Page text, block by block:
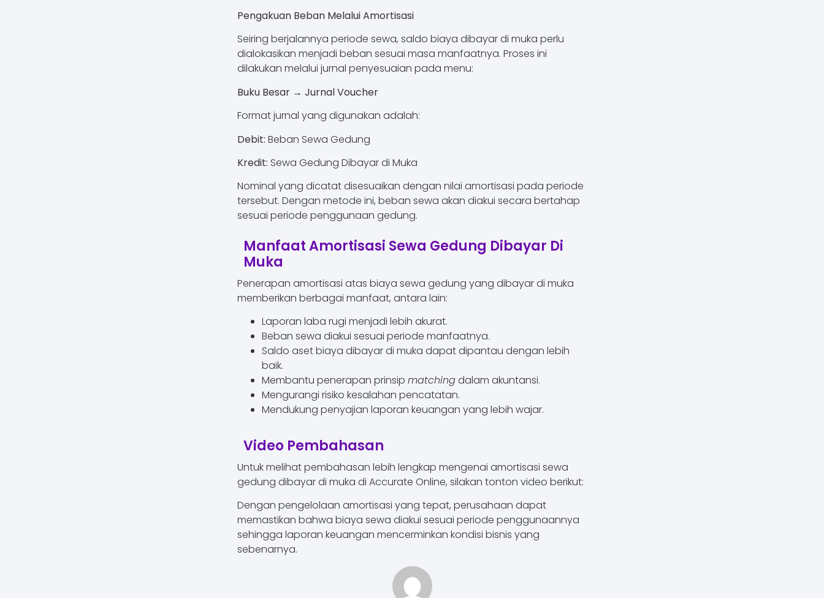
Pengakuan Beban Melalui Amortisasi
Seiring berjalannya periode sewa, saldo biaya dibayar di muka perlu
dialokasikan menjadi beban sesuai masa manfaatnya. Proses ini
dilakukan melalui jurnal penyesuaian pada menu:
Buku Besar → Jurnal Voucher
Format jurnal yang digunakan adalah:
Debit: Beban Sewa Gedung
Kredit: Sewa Gedung Dibayar di Muka
Nominal yang dicatat disesuaikan dengan nilai amortisasi pada periode
tersebut. Dengan metode ini, beban sewa akan diakui secara bertahap
sesuai periode penggunaan gedung.
Manfaat Amortisasi Sewa Gedung Dibayar Di
Muka
Penerapan amortisasi atas biaya sewa gedung yang dibayar di muka
memberikan berbagai manfaat, antara lain:
Laporan laba rugi menjadi lebih akurat.
Beban sewa diakui sesuai periode manfaatnya.
Saldo aset biaya dibayar di muka dapat dipantau dengan lebih
baik.
Membantu penerapan prinsip matchingdalam akuntansi.
Mengurangi risiko kesalahan pencatatan.
Mendukung penyajian laporan keuangan yang lebih wajar.
Video Pembahasan
Untuk melihat pembahasan lebih lengkap mengenai amortisasi sewa
gedung dibayar di muka di Accurate Online, silakan tonton video berikut:
Dengan pengelolaan amortisasi yang tepat, perusahaan dapat
memastikan bahwa biaya sewa diakui sesuai periode penggunaannya
sehingga laporan keuangan mencerminkan kondisi bisnis yang
sebenarnya.